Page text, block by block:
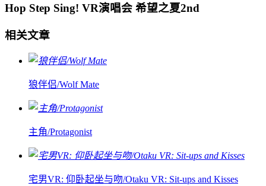
Hop Step Sing! VR演唱会 希望之夏2nd
相关文章
狼伴侣/Wolf Mate
主角/Protagonist
宅男VR: 仰卧起坐与吻/Otaku VR: Sit-ups and Kisses